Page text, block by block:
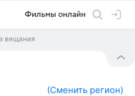
Фильмы онлайн
вещания
(Сменить регион)